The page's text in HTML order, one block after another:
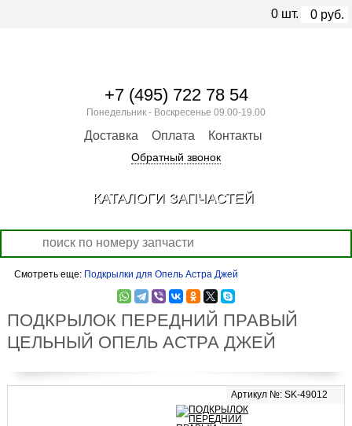
Смотреть еще: Подкрылки для Опель Астра Джей
ПОДКРЫЛОК ПЕРЕДНИЙ ПРАВЫЙ
ЦЕЛЬНЫЙ ОПЕЛЬ АСТРА ДЖЕЙ
Артикул №: SK-49012
+7 (495) 722 78 54
Понедельник - Воскресенье 09.00-19.00
Доставка Оплата Контакты
Обратный звонок
0 шт. 0 руб.
КАТАЛОГИ ЗАПЧАСТЕЙ